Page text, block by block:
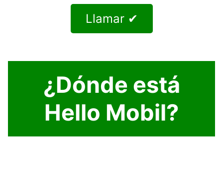
Llamar ✔
¿Dónde está
Hello Mobil?